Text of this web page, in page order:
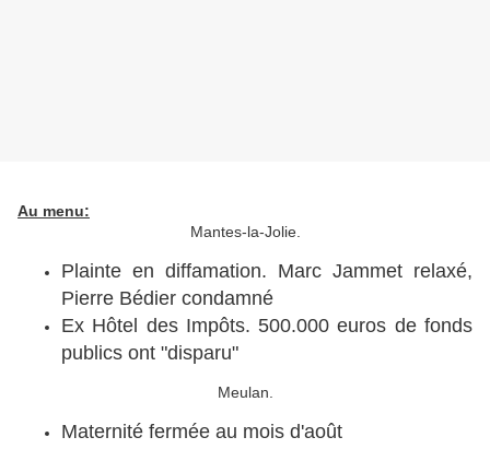
Au menu:
Mantes-la-Jolie.
Plainte en diffamation. Marc Jammet relaxé,
Pierre Bédier condamné
Ex Hôtel des Impôts. 500.000 euros de fonds
publics ont "disparu"
Meulan.
Maternité fermée au mois d'août